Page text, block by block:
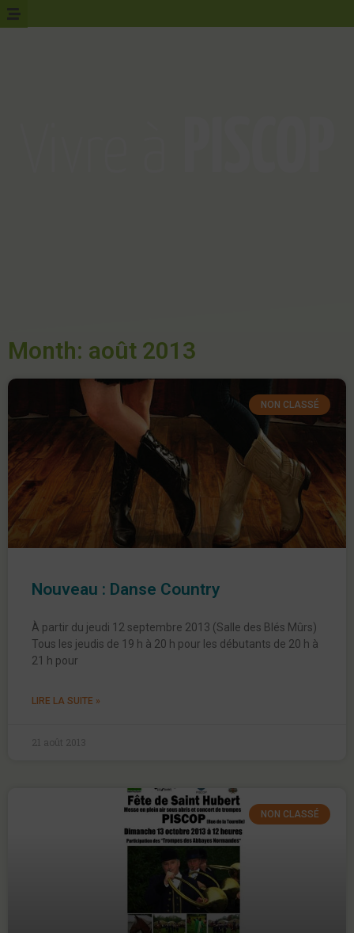
Month: août 2013
NON CLASSÉ
Nouveau : Danse Country
À partir du jeudi 12 septembre 2013 (Salle des Blés Mûrs)
Tous les jeudis de 19 h à 20 h pour les débutants de 20 h à
21 h pour
LIRE LA SUITE »
21 août 2013
NON CLASSÉ